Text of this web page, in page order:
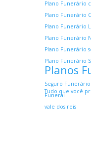
Plano Funerário
Plano Funerário
Plano Funerário
Plano Funerário
Plano Funerário
Plano Funerário
Planos
Seguro
Tudo que você
Funeral
vale dos reis